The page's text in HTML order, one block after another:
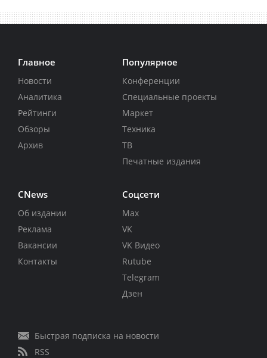
Главное
Новости
Аналитика
Рейтинги
Обзоры
Архив
Популярное
Конференции
Специальные проекты
Маркет
Техника
ТВ
Печатные издания
CNews
Об издании
Реклама
Вакансии
Контакты
Соцсети
Max
VK
VK Видео
Rutube
Telegram
Дзен
Быстрая подписка на новости
RSS